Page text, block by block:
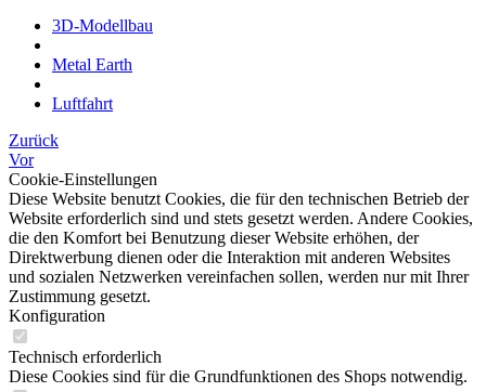
3D-Modellbau
Metal Earth
Luftfahrt
Zurück
Vor
Cookie-Einstellungen
Diese Website benutzt Cookies, die für den technischen Betrieb der
Website erforderlich sind und stets gesetzt werden. Andere Cookies,
die den Komfort bei Benutzung dieser Website erhöhen, der
Direktwerbung dienen oder die Interaktion mit anderen Websites
und sozialen Netzwerken vereinfachen sollen, werden nur mit Ihrer
Zustimmung gesetzt.
Konfiguration
Technisch erforderlich
Diese Cookies sind für die Grundfunktionen des Shops notwendig.